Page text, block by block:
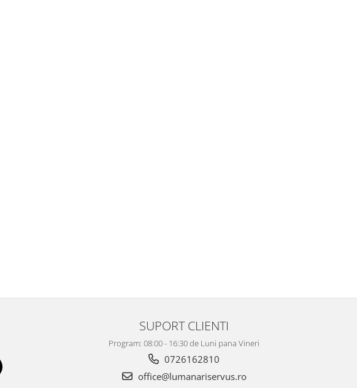
SUPORT CLIENTI
Program: 08:00 - 16:30 de Luni pana Vineri
0726162810
office@lumanariservus.ro